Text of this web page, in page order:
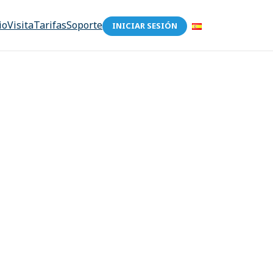
VisitaTarifasSoporte INICIAR SESIÓN